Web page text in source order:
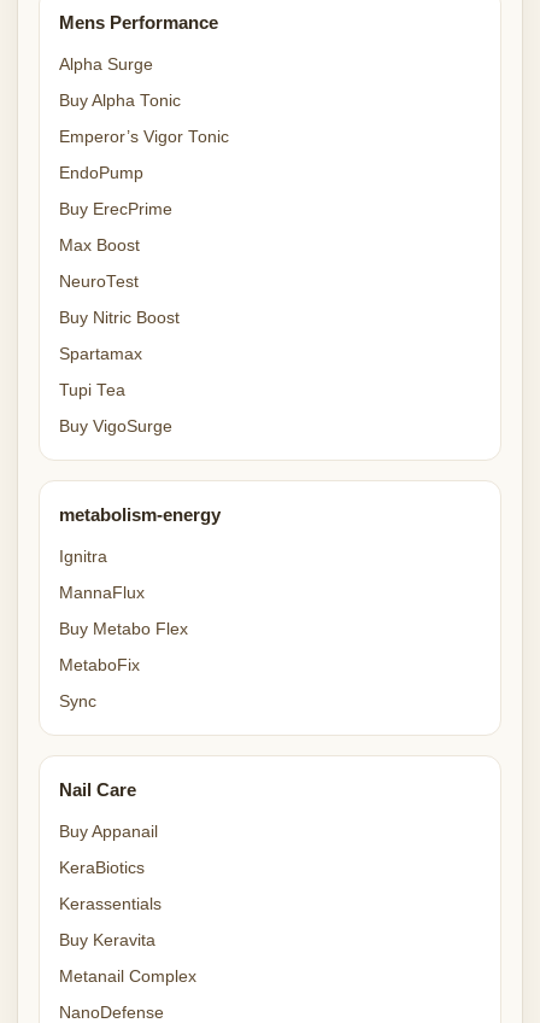
Mens Performance
Alpha Surge
Buy Alpha Tonic
Emperor’s Vigor Tonic
EndoPump
Buy ErecPrime
Max Boost
NeuroTest
Buy Nitric Boost
Spartamax
Tupi Tea
Buy VigoSurge
metabolism-energy
Ignitra
MannaFlux
Buy Metabo Flex
MetaboFix
Sync
Nail Care
Buy Appanail
KeraBiotics
Kerassentials
Buy Keravita
Metanail Complex
NanoDefense